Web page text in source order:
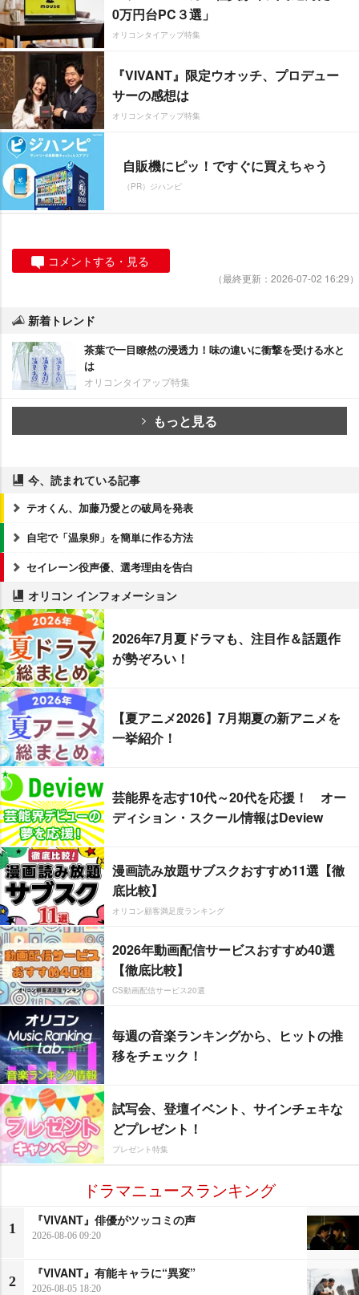
0万円台PC３選」
オリコンタイアップ特集
『VIVANT』限定ウオッチ、プロデュー
サーの感想は
オリコンタイアップ特集
自販機にピッ！ですぐに買えちゃう
（PR）ジハンピ
コメントする・見る
（最終更新：2026-07-02 16:29）
新着トレンド
茶葉で一目瞭然の浸透力！味の違いに衝撃を受ける水と
は
オリコンタイアップ特集
もっと見る
今、読まれている記事
テオくん、加藤乃愛との破局を発表
自宅で「温泉卵」を簡単に作る方法
セイレーン役声優、選考理由を告白
オリコン インフォメーション
2026年7月夏ドラマも、注目作＆話題作
が勢ぞろい！
【夏アニメ2026】7月期夏の新アニメを
一挙紹介！
芸能界を志す10代～20代を応援！ オー
ディション・スクール情報はDeview
漫画読み放題サブスクおすすめ11選【徹
底比較】
オリコン顧客満足度ランキング
2026年動画配信サービスおすすめ40選
【徹底比較】
CS動画配信サービス20選
毎週の音楽ランキングから、ヒットの推
移をチェック！
試写会、登壇イベント、サインチェキな
どプレゼント！
プレゼント特集
ドラマニュースランキング
1
『VIVANT』俳優がツッコミの声
2026-08-06 09:20
2
『VIVANT』有能キャラに“異変”
2026-08-05 18:20